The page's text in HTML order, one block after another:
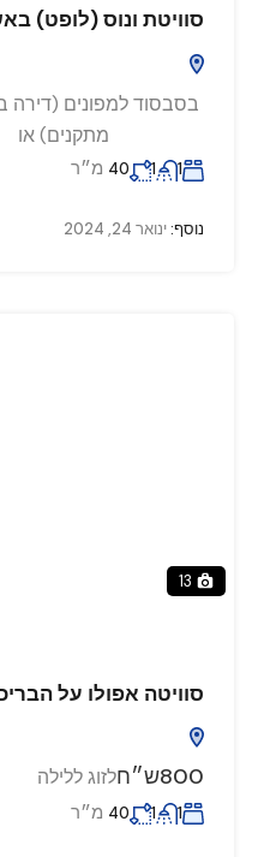
סוויטת ונוס (לופט)
בסבסוד למפונים (דירה
מתקנים) או
1
1
40 מ״ר
נוסף:ינואר 24, 2024
13
סוויטה אפולו על
800ש״ח לזוג ללילה
1
1
40 מ״ר